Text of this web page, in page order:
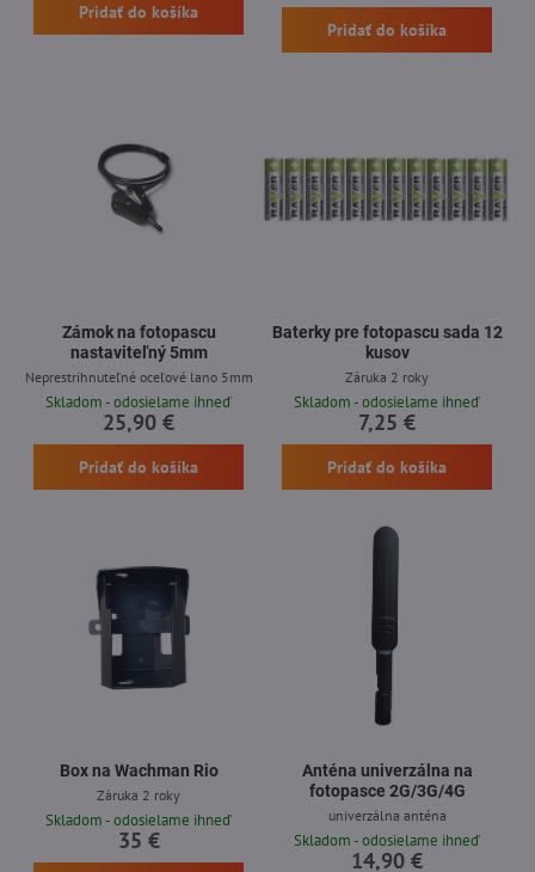
Pridať do košíka
Pridať do košíka
Zámok na fotopascu
nastaviteľný 5mm
Neprestrihnuteľné oceľové lano 5mm
Skladom - odosielame ihneď
25,90 €
Pridať do košíka
Baterky pre fotopascu sada 12
kusov
Záruka 2 roky
Skladom - odosielame ihneď
7,25 €
Pridať do košíka
Box na Wachman Rio
Záruka 2 roky
Skladom - odosielame ihneď
35 €
Anténa univerzálna na
fotopasce 2G/3G/4G
univerzálna anténa
Skladom - odosielame ihneď
14,90 €